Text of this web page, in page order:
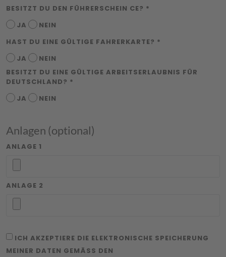
BESITZT DU DEN FÜHRERSCHEIN CE? *
JA
NEIN
HAST DU EINE GÜLTIGE FAHRERKARTE? *
JA
NEIN
BESITZT DU EINE GÜLTIGE ARBEITSERLAUBNIS FÜR
DEUTSCHLAND? *
JA
NEIN
Anlagen (optional)
ANLAGE 1
ANLAGE 2
ICH AKZEPTIERE DIE ELEKTRONISCHE SPEICHERUNG
MEINER DATEN GEMÄSS DEN